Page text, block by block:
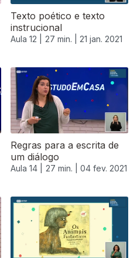
Texto poético e texto
instrucional
Aula 12 | 27 min. | 21 jan. 2021
Regras para a escrita de
um diálogo
Aula 14 | 27 min. | 04 fev. 2021